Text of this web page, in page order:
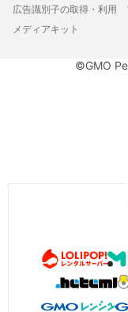
広告識別子の取得・利用
メディアキット
©GMO